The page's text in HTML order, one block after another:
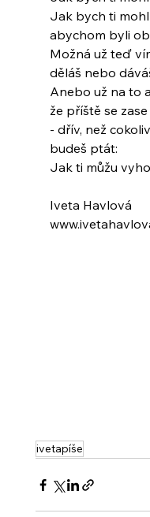
Jak bych ti
abychom byli
Možná už teď
děláš nebo
Anebo už na to
že příště se
- dřív, než
budeš ptát:
Jak ti můžu
Iveta Havlová
ivetapíše